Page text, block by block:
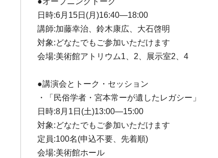
日時:6月15日(月)16:40―18:00
講師:加藤幸治、鈴木康広、大石啓明
対象:どなたでもご参加いただけます
会場:美術館アトリウム1、2、展示室2、4
●講演会とトーク・セッション
・「民俗学者・宮本常ーが遺したレガシー」
日時:8月1日(土)13:00―15:00
対象:どなたでもご参加いただけます
定員:100名(申込不要、先着順)
会場:美術館ホール